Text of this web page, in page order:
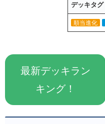
デッキタグ
順当進化
最新デッキラン
キング！